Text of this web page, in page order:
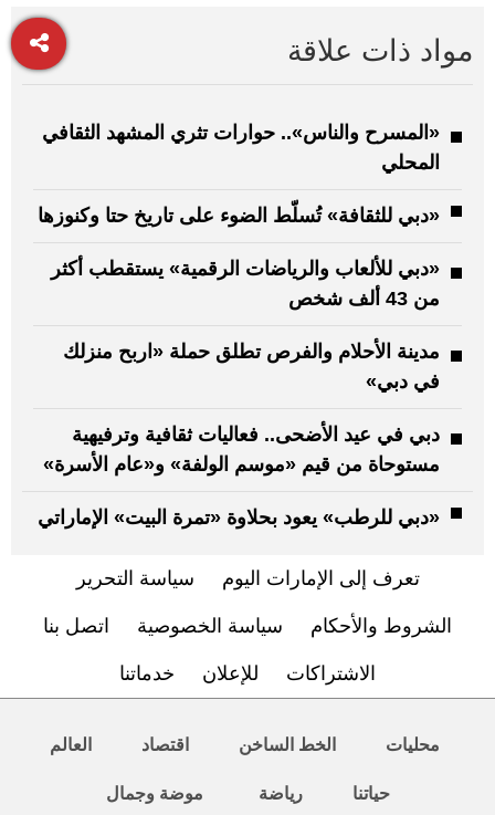
مواد ذات علاقة
«المسرح والناس».. حوارات تثري المشهد الثقافي
المحلي
«دبي للثقافة» تُسلّط الضوء على تاريخ حتا وكنوزها
«دبي للألعاب والرياضات الرقمية» يستقطب أكثر
من 43 ألف شخص
مدينة الأحلام والفرص تطلق حملة «اربح منزلك
في دبي»
دبي في عيد الأضحى.. فعاليات ثقافية وترفيهية
مستوحاة من قيم «موسم الولفة» و«عام الأسرة»
«دبي للرطب» يعود بحلاوة «تمرة البيت» الإماراتي
تعرف إلى الإمارات اليوم سياسة التحرير
الشروط والأحكام سياسة الخصوصية اتصل بنا
الاشتراكات للإعلان خدماتنا
محليات الخط الساخن اقتصاد العالم
حياتنا رياضة موضة وجمال